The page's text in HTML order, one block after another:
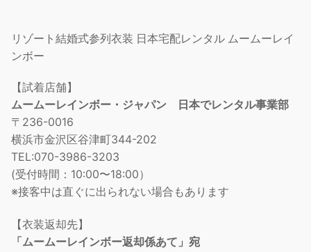
リゾート結婚式参列衣装 日本宅配レンタル ムームーレイ
ンボー
【試着店舗】
ムームーレインボー・ジャパン 日本でレンタル事業部
〒236-0016
横浜市金沢区谷津町344-202
TEL:070-3986-3203
(受付時間：10:00〜18:00）
※接客中は直ぐに出られない場合もあります
【衣装返却先】
「ムームーレインボー返却係あて」宛